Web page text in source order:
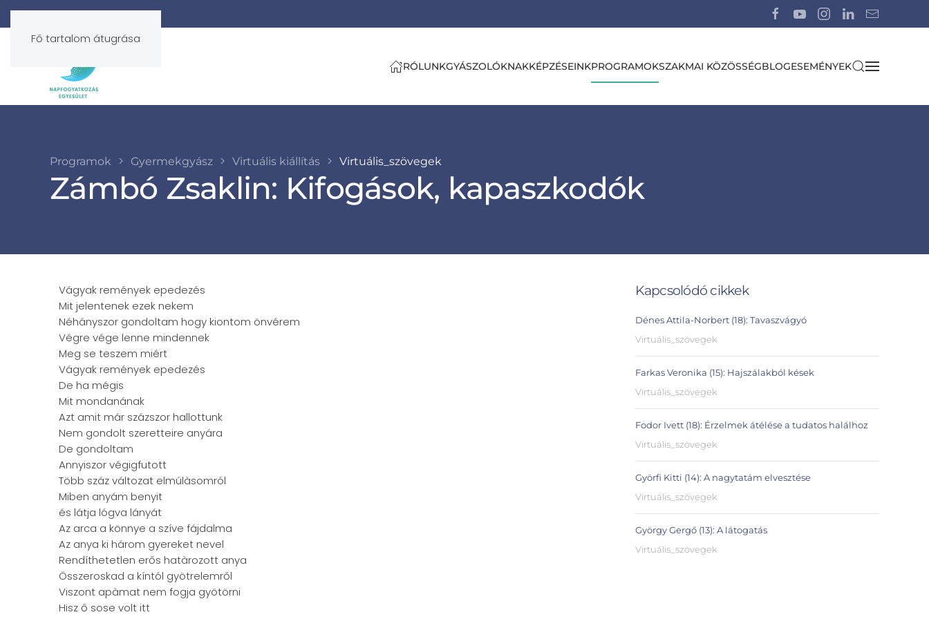
Fő tartalom átugrása
RÓLUNKGYÁSZOLÓKNAKKÉPZÉSEINKPROGRAMOKSZAKMAI KÖZÖSSÉGBLOGESEMÉNYEK
Programok Gyermekgyász Virtuális kiállítás Virtuális_szövegek
Zámbó Zsaklin: Kifogások, kapaszkodók
Vágyak remények epedezés
Mit jelentenek ezek nekem
Néhányszor gondoltam hogy kiontom önvérem
Végre vége lenne mindennek
Meg se teszem miért
Vágyak remények epedezés
De ha mégis
Mit mondanának
Azt amit már százszor hallottunk
Nem gondolt szeretteire anyára
De gondoltam
Annyiszor végigfutott
Több száz változat elmúlàsomról
Miben anyám benyit
és látja lógva lányát
Az arca a könnye a szíve fájdalma
Az anya ki három gyereket nevel
Rendíthetetlen erős hatàrozott anya
Összeroskad a kíntól gyötrelemről
Viszont apàmat nem fogja gyötörni
Hisz ő sose volt itt
Kapcsolódó cikkek
Dénes Attila-Norbert (18): Tavaszvágyó
Virtuális_szövegek
Farkas Veronika (15): Hajszálakból kések
Virtuális_szövegek
Fodor Ivett (18): Érzelmek átélése a tudatos halálhoz
Virtuális_szövegek
Györfi Kitti (14): A nagytatám elvesztése
Virtuális_szövegek
György Gergő (13): A látogatás
Virtuális_szövegek